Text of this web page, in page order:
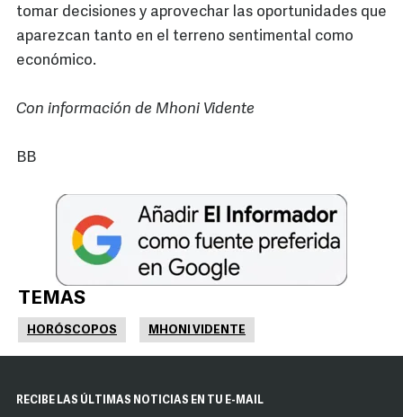
tomar decisiones y aprovechar las oportunidades que
aparezcan tanto en el terreno sentimental como
económico.
Con información de Mhoni Vidente
BB
TEMAS
HORÓSCOPOS MHONI VIDENTE
RECIBE LAS ÚLTIMAS NOTICIAS EN TU E-MAIL